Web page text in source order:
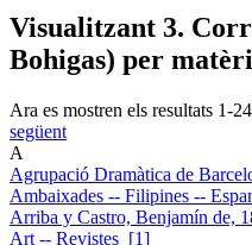
Visualitzant 3.
Bohigas) per
Ara es mostren els resultats 1-24
següent
A
Agrupació Dramàtica de
Ambaixades -- Filipines --
Arriba y Castro, Benjamín de,
Art -- Revistes [1]